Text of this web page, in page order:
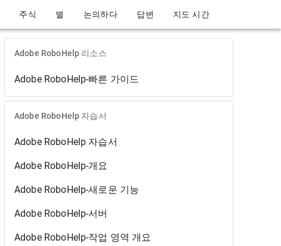
주식 별 논의하다 답변 지도 시간
Adobe RoboHelp 리소스
Adobe RoboHelp-빠른 가이드
Adobe RoboHelp 자습서
Adobe RoboHelp 자습서
Adobe RoboHelp-개요
Adobe RoboHelp-새로운 기능
Adobe RoboHelp-서버
Adobe RoboHelp-작업 영역 개요